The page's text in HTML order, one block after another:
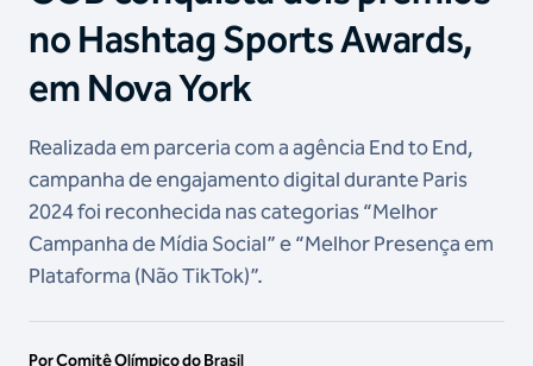
no Hashtag Sports Awards,
em Nova York
Realizada em parceria com a agência End to End,
campanha de engajamento digital durante Paris
2024 foi reconhecida nas categorias “Melhor
Campanha de Mídia Social” e “Melhor Presença em
Plataforma (Não TikTok)”.
Por Comitê Olímpico do Brasil